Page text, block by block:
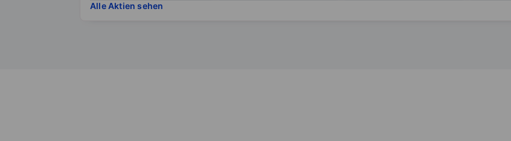
Alle Aktien sehen